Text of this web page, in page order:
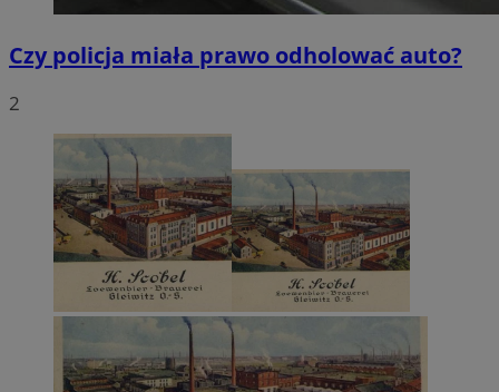
Czy policja miała prawo odholować auto?
2